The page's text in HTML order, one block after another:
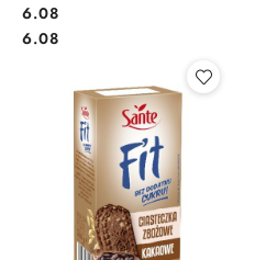
Cena:
6.08
Cena:
6.08